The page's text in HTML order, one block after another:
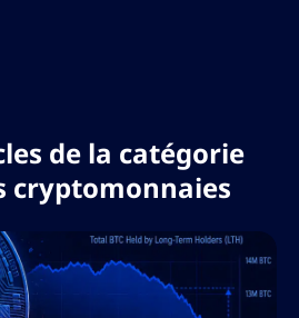
de la catégorie
cryptomonnaies